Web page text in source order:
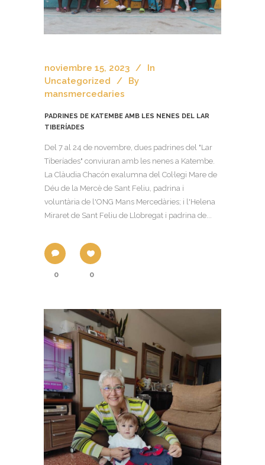
noviembre 15, 2023
In
Uncategorized
By
mansmercedaries
PADRINES DE KATEMBE AMB LES NENES DEL LAR
TIBERÍADES
Del 7 al 24 de novembre, dues padrines del "Lar
Tiberíades" conviuran amb les nenes a Katembe.
La Clàudia Chacón exalumna del Col·legi Mare de
Déu de la Mercè de Sant Feliu, padrina i
voluntària de l'ONG Mans Mercedàries; i l'Helena
Miraret de Sant Feliu de Llobregat i padrina de...
0 0